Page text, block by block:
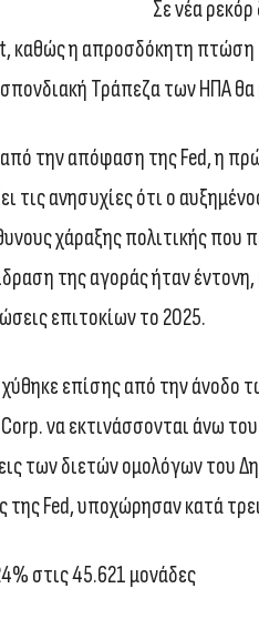
Σε νέα
καθώς η απροσδόκητη
Τράπεζα των ΗΠΑ
από την απόφαση της Fed, η
τις ανησυχίες ότι ο
χάραξης πολιτικής
της αγοράς ήταν
επιτοκίων το 2025.
επίσης από την άνοδο
Corp. να εκτινάσσονται άνω
των διετών ομολόγων του
της Fed, υποχώρησαν κατά
στις 45.621 μονάδες